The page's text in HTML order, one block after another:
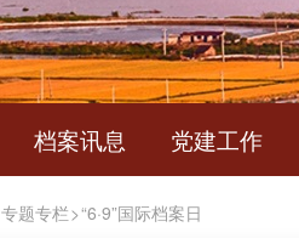
档案讯息 党建工作
专题专栏>“6·9”国际档案日